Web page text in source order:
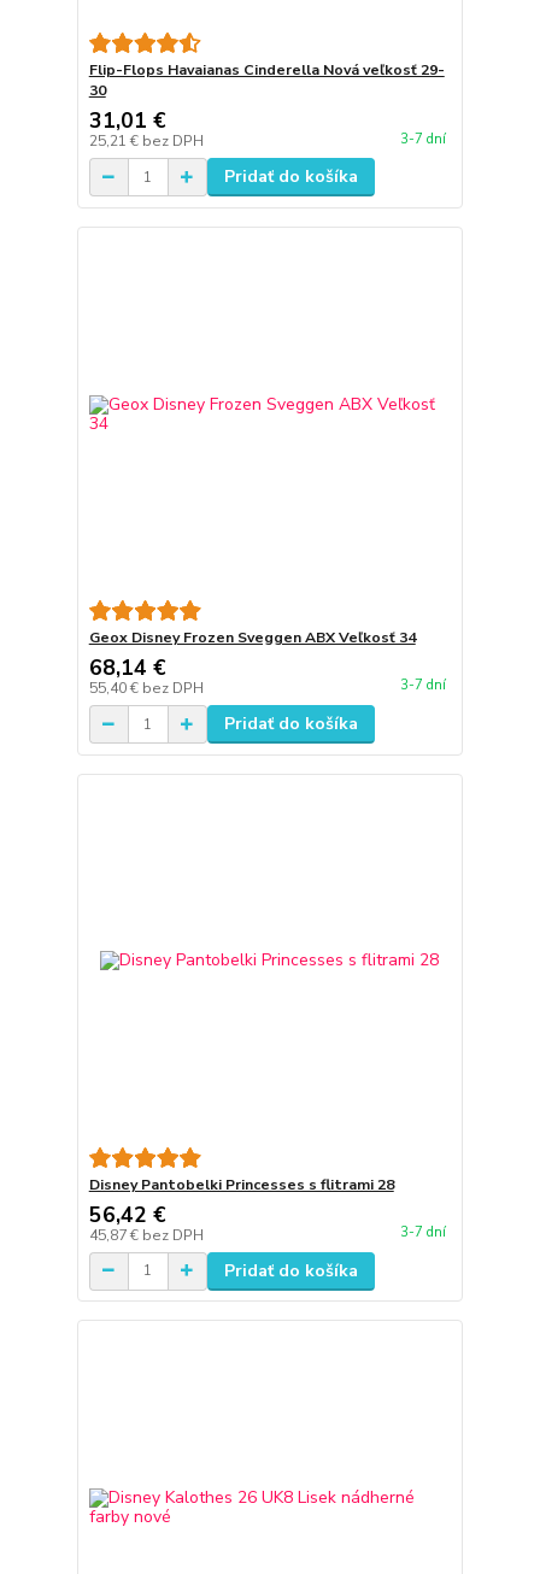
Flip-Flops Havaianas Cinderella Nová veľkosť 29-
30
31,01 €
25,21 € bez DPH 3-7 dní
Pridať do košíka
Geox Disney Frozen Sveggen ABX Veľkosť 34
68,14 €
55,40 € bez DPH 3-7 dní
Pridať do košíka
Disney Pantobelki Princesses s flitrami 28
56,42 €
45,87 € bez DPH 3-7 dní
Pridať do košíka